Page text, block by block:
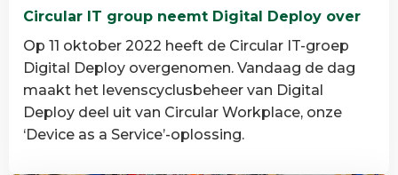
Circular IT group neemt Digital Deploy over
Op 11 oktober 2022 heeft de Circular IT-groep
Digital Deploy overgenomen. Vandaag de dag
maakt het levenscyclusbeheer van Digital
Deploy deel uit van Circular Workplace, onze
‘Device as a Service’-oplossing.